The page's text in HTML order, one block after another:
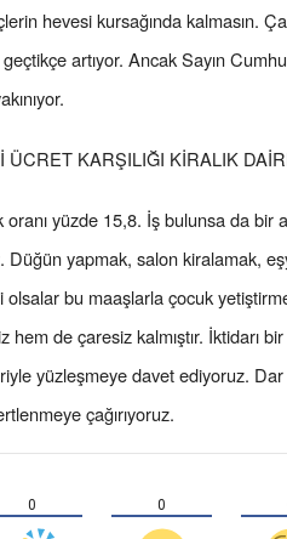
hevesi kursağında kalmasın.
geçtikçe artıyor. Ancak Sayın
ÜCRET KARŞILIĞI KİRALIK
yüzde 15,8. İş bulunsa da bir
Düğün yapmak, salon kiralamak,
olsalar bu maaşlarla çocuk
hem de çaresiz kalmıştır. İktidarı
yüzleşmeye davet ediyoruz.
çağırıyoruz.
0 0